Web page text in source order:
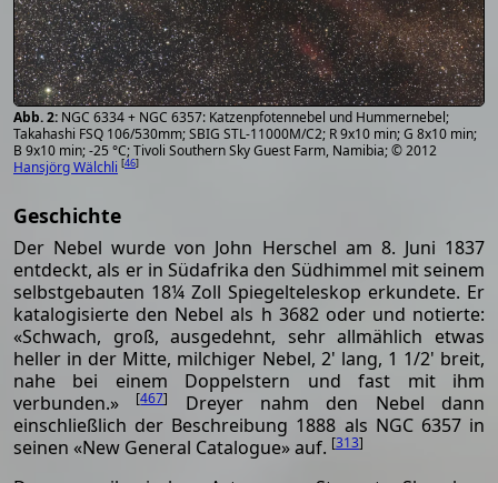
NGC 6334 + NGC 6357: Katzenpfotennebel und Hummernebel;
Takahashi FSQ 106/530mm; SBIG STL-11000M/C2; R 9x10 min; G 8x10 min;
B 9x10 min; -25 °C; Tivoli Southern Sky Guest Farm, Namibia; © 2012
Hansjörg Wälchli [46]
Geschichte
Der Nebel wurde von John Herschel am 8. Juni 1837
entdeckt, als er in Südafrika den Südhimmel mit seinem
selbstgebauten 18¼ Zoll Spiegelteleskop erkundete. Er
katalogisierte den Nebel als h 3682 oder und notierte:
«Schwach, groß, ausgedehnt, sehr allmählich etwas
heller in der Mitte, milchiger Nebel, 2' lang, 1 1/2' breit,
nahe bei einem Doppelstern und fast mit ihm
verbunden.»
[467]
Dreyer nahm den Nebel dann
einschließlich der Beschreibung 1888 als NGC 6357 in
seinen «New General Catalogue» auf. [313]